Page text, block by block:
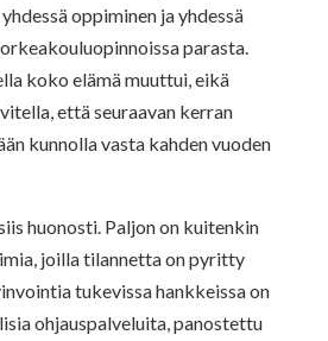
oppiminen ja yhdessä
parasta.
koko elämä muuttui, eikä
että seuraavan kerran
kunnolla vasta kahden vuoden
huonosti. Paljon on kuitenkin
joilla tilannetta on pyritty
tukevissa hankkeissa on
ohjauspalveluita, panostettu